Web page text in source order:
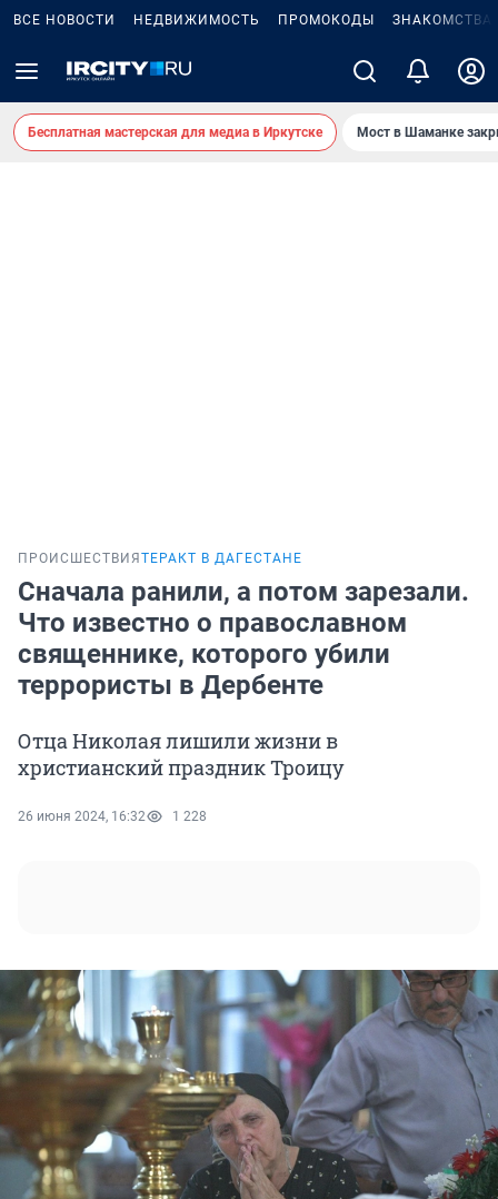
ВСЕ НОВОСТИ НЕДВИЖИМОСТЬ ПРОМОКОДЫ ЗНАКОМСТВА
Бесплатная мастерская для медиа в Иркутске Мост в Шаманке
ПРОИСШЕСТВИЯ ТЕРАКТ В ДАГЕСТАНЕ
Сначала ранили, а потом зарезали.
Что известно о православном
священнике, которого убили
террористы в Дербенте
Отца Николая лишили жизни в
христианский праздник Троицу
26 июня 2024, 16:32 1 228